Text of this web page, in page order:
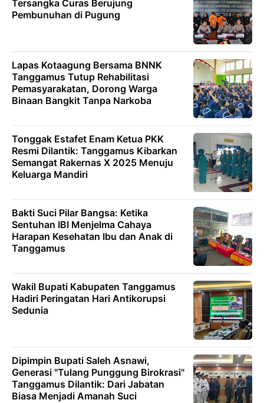
Tersangka Curas Berujung
Pembunuhan di Pugung
Lapas Kotaagung Bersama BNNK
Tanggamus Tutup Rehabilitasi
Pemasyarakatan, Dorong Warga
Binaan Bangkit Tanpa Narkoba
Tonggak Estafet Enam Ketua PKK
Resmi Dilantik: Tanggamus Kibarkan
Semangat Rakernas X 2025 Menuju
Keluarga Mandiri
Bakti Suci Pilar Bangsa: Ketika
Sentuhan IBI Menjelma Cahaya
Harapan Kesehatan Ibu dan Anak di
Tanggamus
Wakil Bupati Kabupaten Tanggamus
Hadiri Peringatan Hari Antikorupsi
Sedunia
Dipimpin Bupati Saleh Asnawi,
Generasi "Tulang Punggung Birokrasi"
Tanggamus Dilantik: Dari Jabatan
Biasa Menjadi Amanah Suci